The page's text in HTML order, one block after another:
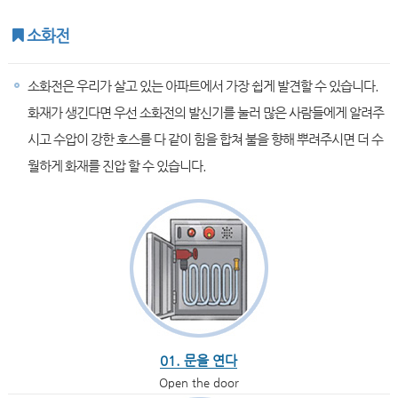
소화전
소화전은 우리가 살고 있는 아파트에서 가장 쉽게 발견할 수 있습니다.
화재가 생긴다면 우선 소화전의 발신기를 눌러 많은 사람들에게 알려주
시고 수압이 강한 호스를 다 같이 힘을 합쳐 불을 향해 뿌려주시면 더 수
월하게 화재를 진압 할 수 있습니다.
01. 문을 연다
Open the door